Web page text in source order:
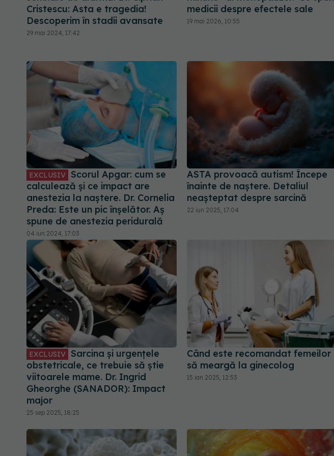
Cristescu: Asta e tragedia!
Descoperim în stadii avansate
29 mai 2024, 17:42
medicii despre efectele sale
19 mai 2026, 10:55
EXCLUSIV Scorul Apgar: cum se
calculează și ce impact are
anestezia la naștere. Dr. Cornelia
Preda: Este un pic înșelător. Aș
spune de anestezia peridurală
04 iun 2024, 17:03
ASTA provoacă autism! Începe
înainte de naștere. Detaliul
neașteptat despre sarcină
22 iun 2025, 17:04
EXCLUSIV Sarcina și urgențele
obstetricale, ce trebuie să știe
viitoarele mame. Dr. Ingrid
Gheorghe (SANADOR): Impact
major
25 sep 2025, 18:25
Când este recomandat femeilor
să meargă la ginecolog
15 ian 2025, 12:53